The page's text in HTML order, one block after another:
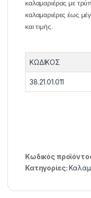
καλαμαριέρας με
καλαμαριέρες έως
και τιμής.
ΚΩΔΙΚΟΣ
38.21.01.011
Κωδικός
Κατηγορίες: